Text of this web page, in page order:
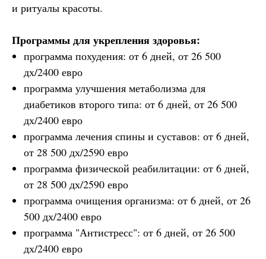
и ритуалы красоты.
Программы для укрепления здоровья:
программа похудения: от 6 дней, от 26 500
дх/2400 евро
программа улучшения метаболизма для
диабетиков второго типа: от 6 дней, от 26 500
дх/2400 евро
программа лечения спины и суставов: от 6 дней,
от 28 500 дх/2590 евро
программа физической реабилитации: от 6 дней,
от 28 500 дх/2590 евро
программа очищения организма: от 6 дней, от 26
500 дх/2400 евро
программа "Антистресс": от 6 дней, от 26 500
дх/2400 евро